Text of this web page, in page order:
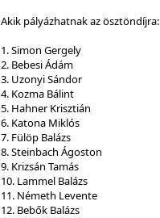
Akik pályázhatnak az ösztöndíjra:
1. Simon Gergely
2. Bebesi Ádám
3. Uzonyi Sándor
4. Kozma Bálint
5. Hahner Krisztián
6. Katona Miklós
7. Fülöp Balázs
8. Steinbach Ágoston
9. Krizsán Tamás
10. Lammel Balázs
11. Németh Levente
12. Bebők Balázs